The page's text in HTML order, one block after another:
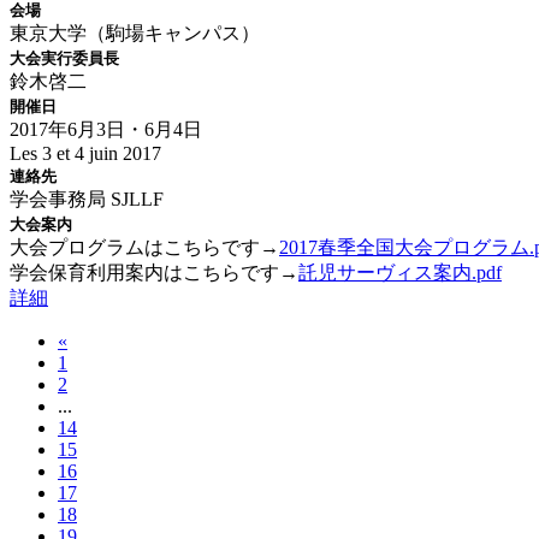
会場
東京大学（駒場キャンパス）
大会実行委員長
鈴木啓二
開催日
2017年6月3日・6月4日
Les 3 et 4 juin 2017
連絡先
学会事務局 SJLLF
大会案内
大会プログラムはこちらです→ 2017春季全国大会プログラム
学会保育利用案内はこちらです→託児サーヴィス案内.pdf
詳細
«
1
2
...
14
15
16
17
18